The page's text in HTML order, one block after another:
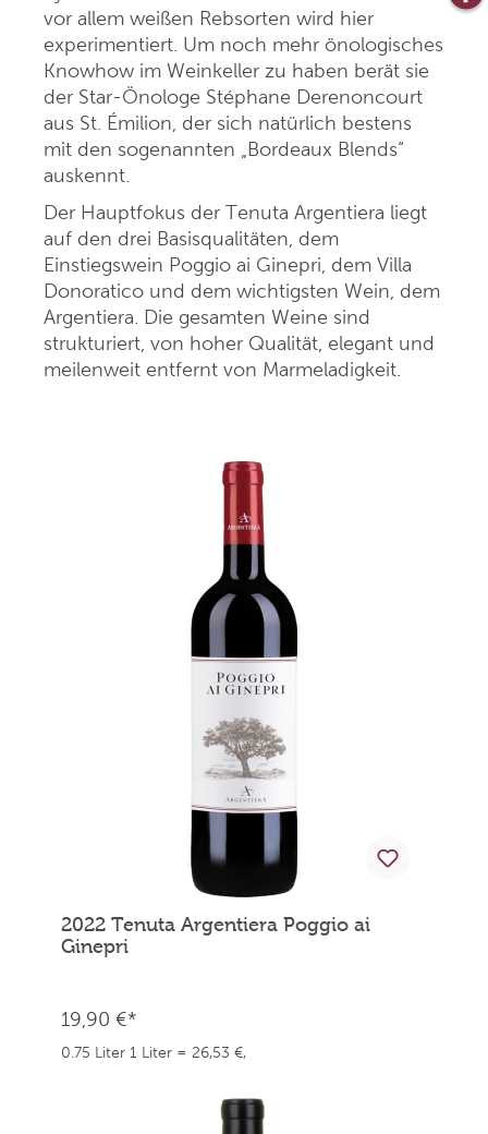
vor allem weißen Rebsorten wird hier
experimentiert. Um noch mehr önologisches
Knowhow im Weinkeller zu haben berät sie
der Star-Önologe Stéphane Derenoncourt
aus St. Émilion, der sich natürlich bestens
mit den sogenannten „Bordeaux Blends“
auskennt.
Der Hauptfokus der Tenuta Argentiera liegt
auf den drei Basisqualitäten, dem
Einstiegswein Poggio ai Ginepri, dem Villa
Donoratico und dem wichtigsten Wein, dem
Argentiera. Die gesamten Weine sind
strukturiert, von hoher Qualität, elegant und
meilenweit entfernt von Marmeladigkeit.
2022 Tenuta Argentiera Poggio ai
Ginepri
19,90 €*
0.75 Liter 1 Liter = 26,53 €,